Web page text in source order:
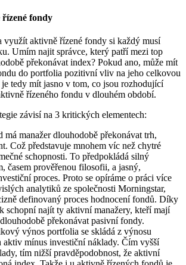
fondy
využít aktivně řízené fondy si každý musí
Umím najit správce, který patří mezi top
překonávat index? Pokud ano, může mít
do portfolia pozitivní vliv na jeho celkovou
tedy mít jasno v tom, co jsou rozhodující
řízeného fondu v dlouhém období.
závisí na 3 kritických elementech:
má manažer dlouhodobě překonávat trh,
Což představuje mnohem víc než chytré
schopnosti. To předpokládá silný
časem prověřenou filosofii, a jasný,
proces. Proto se opíráme o práci více
analytiků ze společnosti Morningstar,
definovaný proces hodnocení fondů. Díky
schopní najít ty aktivní manažery, kteří mají
překonávat pasivní fondy.
výnos portfolia se skládá z výnosu
aktiv mínus investiční náklady. Čím vyšší
tím nižší pravděpodobnost, že aktivní